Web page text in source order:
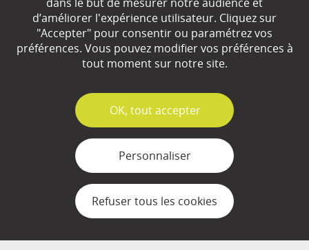
Qui sommes-nous ?
Partenaires
Plan du site
Mentions légales
Gestion des cookies
d’améliorer l'expérience utilisateur. Cliquez sur
"Accepter" pour consentir ou paramétrez vos
préférences. Vous pouvez modifier vos préférences à
tout moment sur notre site.
✓
OK, tout accepter
Personnaliser
Refuser tous les cookies